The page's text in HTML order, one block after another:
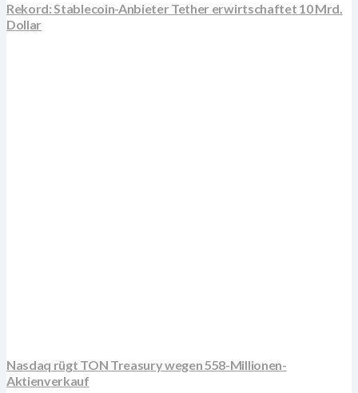
Rekord: Stablecoin-Anbieter Tether erwirtschaftet 10 Mrd.
Dollar
Nasdaq rügt TON Treasury wegen 558-Millionen-
Aktienverkauf